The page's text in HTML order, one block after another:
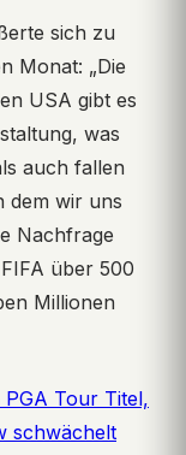
sich zu
Monat: „Die
USA gibt es
was
auch fallen
dem wir uns
Nachfrage
über 500
Millionen
Tour Titel,
schwächelt